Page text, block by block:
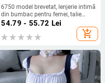
6750 model brevetat, lenjerie intimă
din bumbac pentru femei, talie
medie, mărime mare, fir 50S, model
54.79 - 55.72 Lei
add_shopping_cart